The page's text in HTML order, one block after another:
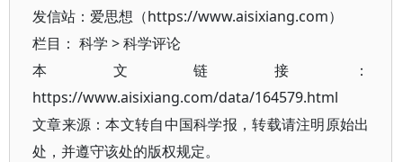
发信站：爱思想（https://www.aisixiang.com）
栏目： 科学 >科学评论
本文链接：
https://www.aisixiang.com/data/164579.html
文章来源：本文转自中国科学报，转载请注明原始出
处，并遵守该处的版权规定。